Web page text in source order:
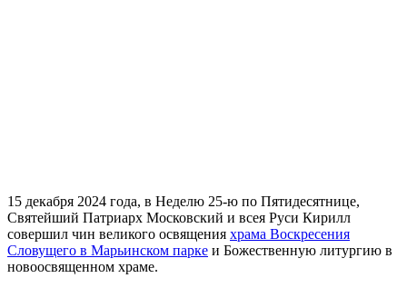
15 декабря 2024 года, в Неделю 25-ю по Пятидесятнице,
Святейший Патриарх Московский и всея Руси Кирилл
совершил чин великого освящения храма Воскресения
Словущего в Марьинском парке и Божественную литургию в
новоосвященном храме.